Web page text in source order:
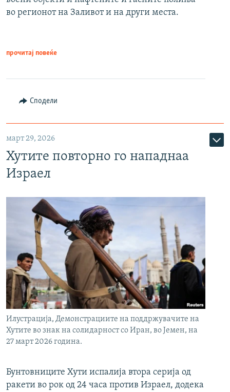
во регионот на Заливот и на други места.
прочитај повеќе
Сподели
март 29, 2026
Хутите повторно го нападнаа
Израел
Илустрација, Демонстрациите на поддржувачите на
Хутите во знак на солидарност со Иран, во Јемен, на
27 март 2026 година.
Бунтовниците Хути испалија втора серија од
ракети во рок од 24 часа против Израел, додека